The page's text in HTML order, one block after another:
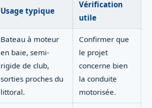
Usage typique
Vérification
utile
Bateau à moteur
en baie, semi-
rigide de club,
sorties proches du
littoral.
Confirmer que
le projet
concerne bien
la conduite
motorisée.